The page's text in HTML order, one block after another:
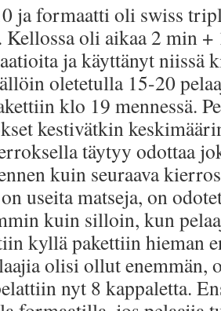
ja formaatti oli swiss
Kellossa oli aikaa 2 min
ja käyttänyt niissä
oletetulla 15-20
klo 19 mennessä.
kestivätkin
täytyy odottaa
kuin seuraava
useita matseja, on
kuin silloin, kun
kyllä pakettiin hieman
olisi ollut enemmän,
nyt 8 kappaletta.